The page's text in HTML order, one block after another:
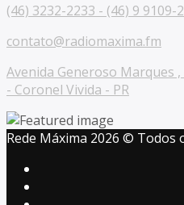
(46) 3232-2233 - (46) 9 9109-
contato@radiomaxima.fm
Avenida Generoso Marques ,
- Coronel Vivida - PR
Rede Máxima 2026 © Todos